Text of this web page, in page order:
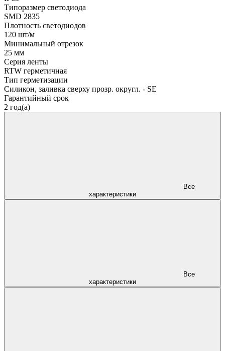
Типоразмер светодиода
SMD 2835
Плотность светодиодов
120 шт/м
Минимальный отрезок
25 мм
Серия ленты
RTW герметичная
Тип герметизации
Силикон, заливка сверху прозр. округл. - SE
Гарантийный срок
2 год(а)
характеристики
характеристики